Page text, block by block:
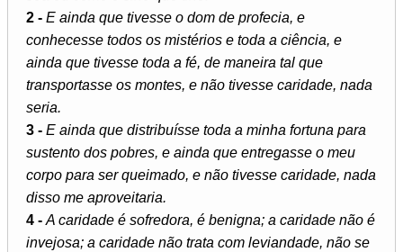
2 - E ainda que tivesse o dom de profecia, e
conhecesse todos os mistérios e toda a ciência, e
ainda que tivesse toda a fé, de maneira tal que
transportasse os montes, e não tivesse caridade, nada
seria.
3 - E ainda que distribuísse toda a minha fortuna para
sustento dos pobres, e ainda que entregasse o meu
corpo para ser queimado, e não tivesse caridade, nada
disso me aproveitaria.
4 - A caridade é sofredora, é benigna; a caridade não é
invejosa; a caridade não trata com leviandade, não se